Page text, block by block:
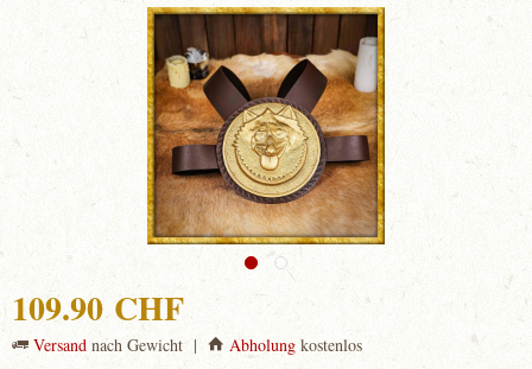
109.90 CHF
Versandnach Gewicht | Abholungkostenlos